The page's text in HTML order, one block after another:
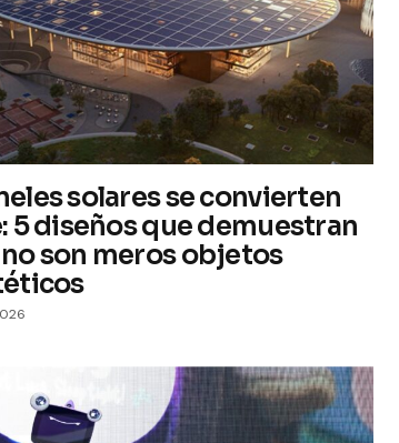
solares se convierten
5 diseños que demuestran
son meros objetos